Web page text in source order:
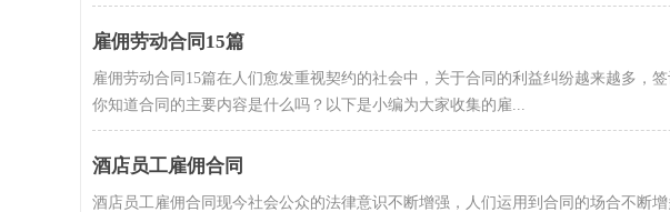
雇佣劳动合同15篇
雇佣劳动合同15篇在人们愈发重视契约的社会中，关于合同的利益纠纷越来越多，
你知道合同的主要内容是什么吗？以下是小编为大家收集的雇...
酒店员工雇佣合同
酒店员工雇佣合同现今社会公众的法律意识不断增强，人们运用到合同的场合不断